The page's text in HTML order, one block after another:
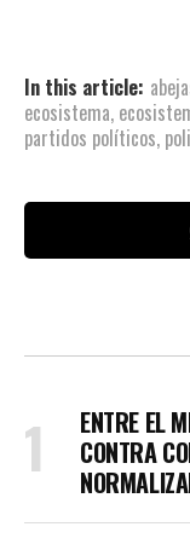
In this article:
ecosistema,
partidos políticos,
ENTRE EL
CONTRA